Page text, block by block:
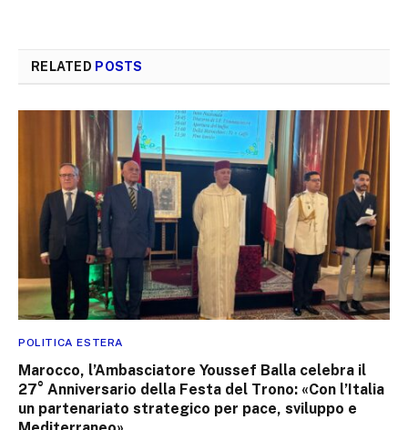
RELATED POSTS
POLITICA ESTERA
Marocco, l’Ambasciatore Youssef Balla celebra il
27° Anniversario della Festa del Trono: «Con l’Italia
un partenariato strategico per pace, sviluppo e